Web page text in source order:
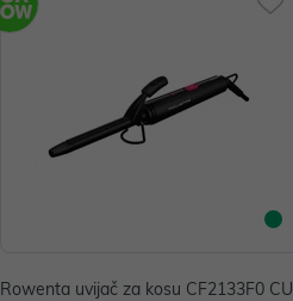
Rowenta uvijač za kosu CF2133F0